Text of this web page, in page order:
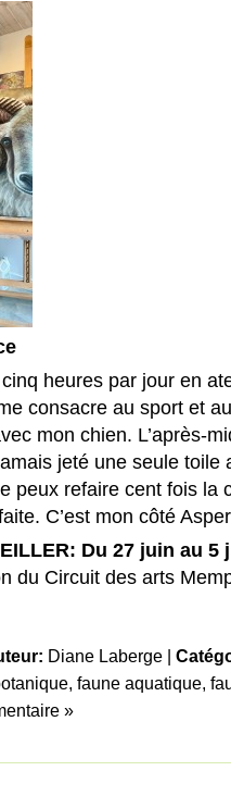
heures par jour en
consacre au sport et
mon chien. L’après-
jeté une seule toile
peux refaire cent fois la
C’est mon côté
Du 27 juin au 5
du Circuit des arts
Diane Laberge |
, faune aquatique,
»